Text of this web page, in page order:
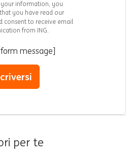
your information, you
you have read our
consent to receive email
from ING.
message]
per te